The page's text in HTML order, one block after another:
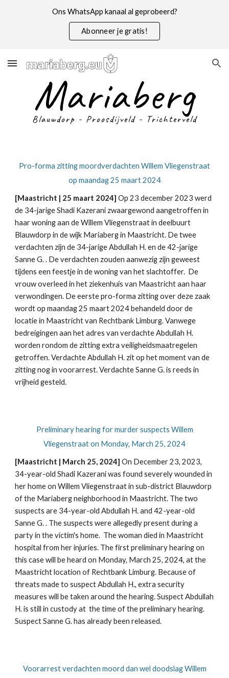
Ons WhatsApp kanaal al geprobeerd?
Abonneer je gratis!
Mariaberg
Blauwdorp - Proosdijveld - Trichterveld
Pro-forma zitting moordverdachten Willem Vliegenstraat
op maandag 25 maart 2024
[Maastricht | 25 maart 2024]Op 23 december 2023 werd
de 34-jarige Shadi Kazerani zwaargewond aangetroffen in
haar woning aan de Willem Vliegenstraat in deelbuurt
Blauwdorp in de wijk Mariaberg in Maastricht. De twee
verdachten zijn de 34-jarige Abdullah H. en de 42-jarige
Sanne G. . De verdachten zouden aanwezig zijn geweest
tijdens een feestje in de woning van het slachtoffer. De
vrouw overleed in het ziekenhuis van Maastricht aan haar
verwondingen. De eerste pro-forma zitting over deze zaak
wordt op maandag 25 maart 2024 behandeld door de
locatie in Maastricht van Rechtbank Limburg. Vanwege
bedreigingen aan het adres van verdachte Abdullah H.
worden rondom de zitting extra veiligheidsmaatregelen
getroffen. Verdachte Abdullah H. zit op het moment van de
zitting nog in voorarrest. Verdachte Sanne G. is reeds in
vrijheid gesteld.
Preliminary hearing for murder suspects Willem
Vliegenstraat on Monday, March 25, 2024
[Maastricht | March 25, 2024] On December 23, 2023,
34-year-old Shadi Kazerani was found severely wounded in
her home on Willem Vliegenstraat in sub-district Blauwdorp
of the Mariaberg neighborhood in Maastricht. The two
suspects are 34-year-old Abdullah H. and 42-year-old
Sanne G. . The suspects were allegedly present during a
party in the victim's home. The woman died in Maastricht
hospital from her injuries. The first preliminary hearing on
this case will be heard on Monday, March 25, 2024, at the
Maastricht location of Rechtbank Limburg. Because of
threats made to suspect Abdullah H., extra security
measures will be taken around the hearing. Suspect Abdullah
H. is still in custody at the time of the preliminary hearing.
Suspect Sanne G. has already been released.
Voorarrest verdachten moord dan wel doodslag Willem